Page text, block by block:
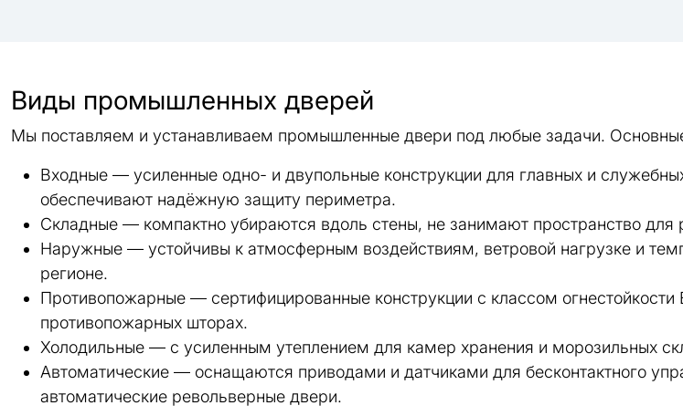
Виды промышленных дверей
Мы поставляем и устанавливаем промышленные двери под любые задачи.
Входные — усиленные одно- и двупольные конструкции для главных и
обеспечивают надёжную защиту периметра.
Складные — компактно убираются вдоль стены, не занимают пространство
Наружные — устойчивы к атмосферным воздействиям, ветровой нагрузке и
регионе.
Противопожарные — сертифицированные конструкции с классом
противопожарных шторах.
Холодильные — с усиленным утеплением для камер хранения и морозильных
Автоматические — оснащаются приводами и датчиками для бесконтактного
автоматические револьверные двери.